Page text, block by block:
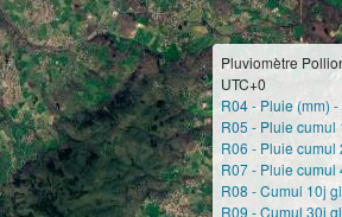
Pluviomètre
UTC+0
R04 - Pluie (mm) -
R05 - Pluie cumul
R06 - Pluie cumul
R07 - Pluie cumul
R08 - Cumul 10j
R09 - Cumul 30j